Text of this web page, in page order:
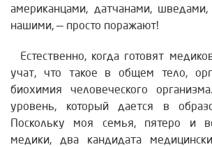
американцами, датчанами, шведами,
нашими, — просто поражают!
Естественно, когда готовят
учат, что такое в общем тело,
биохимия человеческого
уровень, который дается в
Поскольку моя семья, пятеро и
медики, два кандидата